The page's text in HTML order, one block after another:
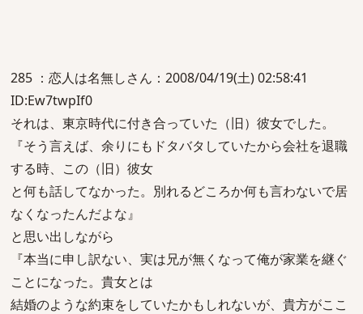
285 ：恋人は名無しさん：2008/04/19(土) 02:58:41
ID:Ew7twpIf0
それは、東京時代に付き合っていた（旧）彼女でした。
『そう言えば、余りにもドタバタしていたから会社を退職
する時、この（旧）彼女
と何も話してなかった。別れるどころか何も言わないで居
なくなったんだよな』
と思い出しながら
『本当に申し訳ない、実は兄が無くなって俺が家業を継ぐ
ことになった。貴女とは
結婚のような約束をしていたかもしれないが、貴方がここ